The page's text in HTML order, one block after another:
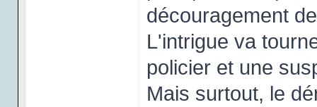
découragement
L'intrigue va
policier et une
Mais surtout, le